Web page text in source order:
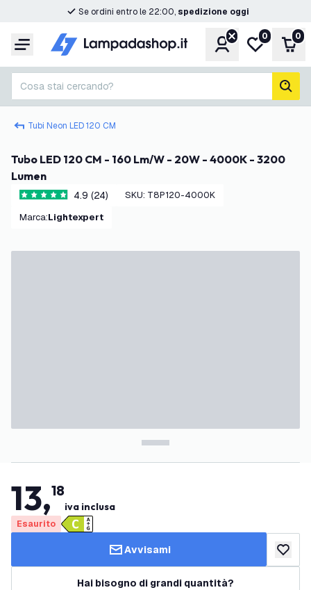
Se ordini entro le 22:00, spedizione oggi
Menu Account
Lista
0 0
Cosa stai cercando?
Tubi Neon LED 120 CM
Tubo LED 120 CM - 160 Lm/W - 20W - 4000K - 3200
Lumen
4.9 stelle di valutazione
4.9 (24) SKU: T8P120-4000K
Marca: Lightexpert
13,18
iva inclusa
Esaurito
Avvisami
Hai bisogno di grandi quantità?